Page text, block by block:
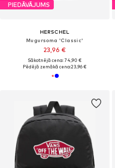
PIEDĀVĀJUMS
HERSCHEL
Mugursoma 'Classic'
23,96 €
Sākotnējā cena: 74,90 €
Pēdējā zemākā cena:23,96 €